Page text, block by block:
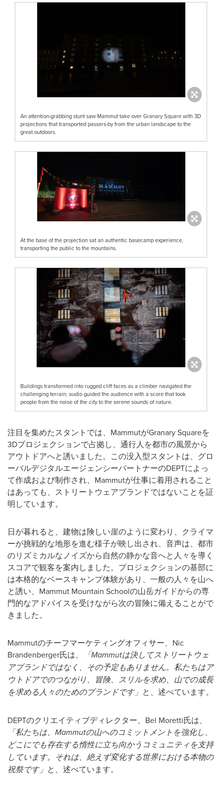
An attention-grabbing stunt saw Mammut take over Granary Square with 3D
projections that transported passers-by from the urban landscape to the
great outdoors.
At the base of the projection sat an authentic basecamp experience,
transporting the public to the mountains.
Buildings transformed into rugged cliff faces as a climber navigated the
challenging terrain; audio guided the audience with a score that took
people from the noise of the city to the serene sounds of nature.
注目を集めたスタントでは、MammutがGranary Squareを
3Dプロジェクションで占拠し、通行人を都市の風景から
アウトドアへと誘いました。この没入型スタントは、グロ
ーバルデジタルエージェンシーパートナーのDEPTによっ
て作成および制作され、Mammutが仕事に着用されること
はあっても、ストリートウェアブランドではないことを証
明しています。
日が暮れると、建物は険しい崖のように変わり、クライマ
ーが挑戦的な地形を進む様子が映し出され、音声は、都市
のリズミカルなノイズから自然の静かな音へと人々を導く
スコアで観客を案内しました。プロジェクションの基部に
は本格的なベースキャンプ体験があり、一般の人々を山へ
と誘い、Mammut Mountain Schoolの山岳ガイドからの専
門的なアドバイスを受けながら次の冒険に備えることがで
きました。
Mammutのチーフマーケティングオフィサー、Nic
Brandenberger氏は、
「Mammutは決してストリートウェ
アブランドではなく、その予定もありません。私たちはア
ウトドアでのつながり、冒険、スリルを求め、山での成長
を求める人々のためのブランドです」 と、述べています。
DEPTのクリエイティブディレクター、Bel Moretti氏は、
「私たちは、 Mammutの山へのコミットメントを強化し、
どこにでも存在する惰性に立ち向かうコミュニティを支持
しています。それは、絶えず変化する世界における本物の
祝祭です」 と、述べています。